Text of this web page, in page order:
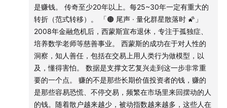
第二阶段
文艺复兴英雄榜第二位登场：埃克斯，最符合普通
人刻板印象的天才，英俊，聪明，脾气怪
文艺复兴英雄榜第三位登场：斯特劳斯，住在数据
堆里乐此不疲的数据宗师
周期里学到东西，并且用于之后的理论指导实践。
闻到硝烟了，就赶紧逃啊！要先保证自己活着，才能把上一
周期学到的经验教训，更好的应用到下一个周期。
「🟤 第二阶段」
1984~1988年，整个文艺复兴科技公司坚定了走量化的这条
路。
大奖章基金：文艺复兴旗下的旗舰对冲基金，1988年成立以
是赚钱。 传奇至少20年以上。每25~30年一定有重大的
转折（范式转移）。 「🟤 尾声 · 量化群星散落时 🌠」
2008年金融危机后，西蒙斯宣布退休，专注于孤独症、
培养数学老师等慈善事业。 西蒙斯的成功在于对人性的
洞察，知人善任，包括在交易上用人类行为做模型，以
及，懂得害怕。 数据是支撑文艺复兴走到这一步非常重
要的一个点。 赚的不是那些长期价值投资者的钱，赚的
是那些容易恐慌、不停交易，频繁在市场里来回摆动的人
的钱。随着散户越来越少，被动指数越来越多，这些人在